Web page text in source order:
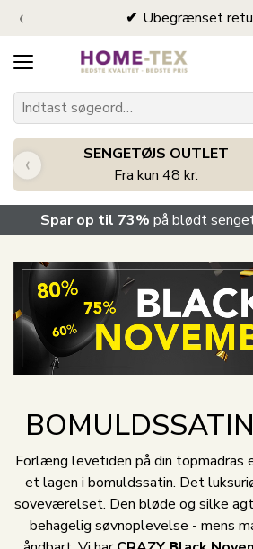
Ubegrænset
‹
SENGETØJS OUTLET
Fra kun 48 kr.
‹
Spar op til 73% på blødt
Forlæng levetiden på din topmadras
et lagen i bomuldssatin. Det
soveværelset. Den bløde og silke
behagelig søvnoplevelse - mens